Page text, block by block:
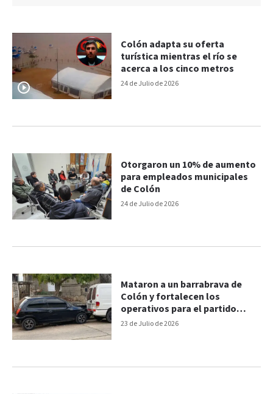
24 de Julio de 2026
Colón adapta su oferta
turística mientras el río se
acerca a los cinco metros
24 de Julio de 2026
Otorgaron un 10% de aumento
para empleados municipales
de Colón
23 de Julio de 2026
Mataron a un barrabrava de
Colón y fortalecen los
operativos para el partido
santafesino